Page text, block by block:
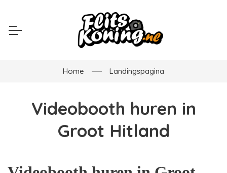
Home Landingspagina
Videobooth huren in
Groot Hitland